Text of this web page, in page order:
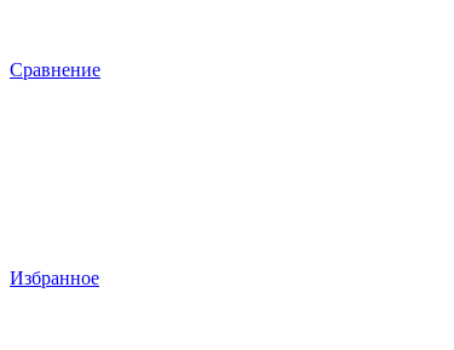
Сравнение
Избранное